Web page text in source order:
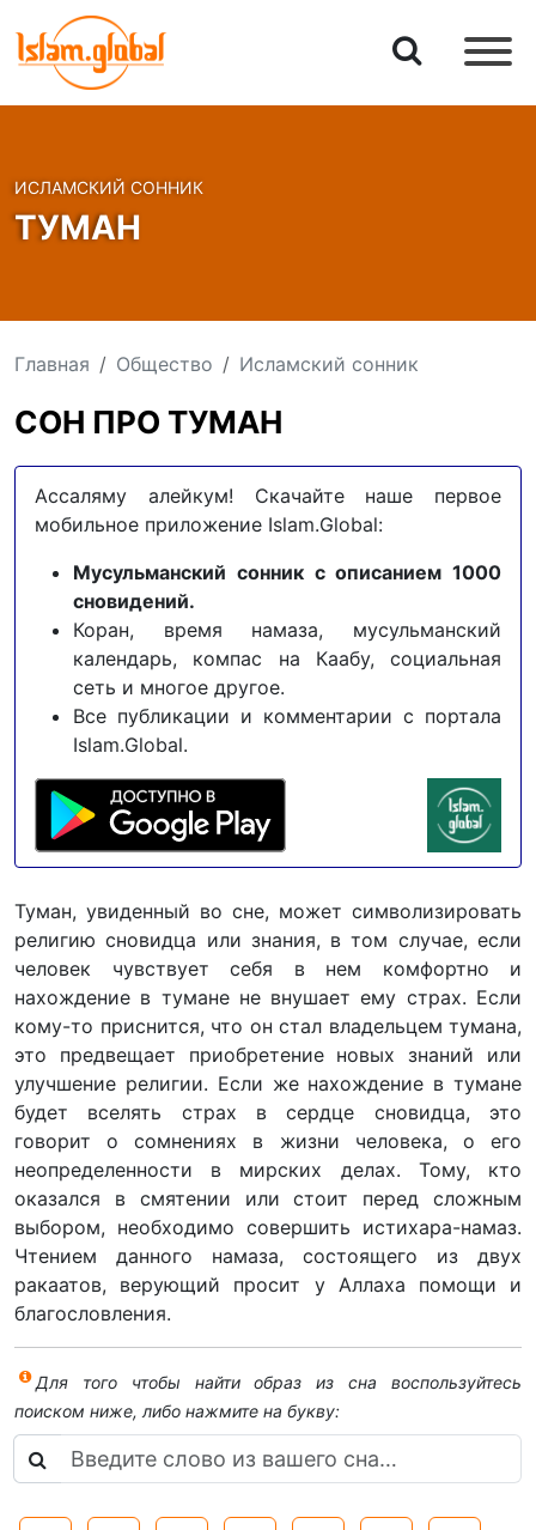
ИСЛАМСКИЙ СОННИК
ТУМАН
Главная Общество Исламский сонник
СОН ПРО ТУМАН
Ассаляму алейкум! Скачайте наше первое
мобильное приложение Islam.Global:
Мусульманский сонник с описанием 1000
сновидений.
Коран, время намаза, мусульманский
календарь, компас на Каабу, социальная
сеть и многое другое.
Все публикации и комментарии с портала
Islam.Global.
Туман, увиденный во сне, может символизировать
религию сновидца или знания, в том случае, если
человек чувствует себя в нем комфортно и
нахождение в тумане не внушает ему страх. Если
кому-то приснится, что он стал владельцем тумана,
это предвещает приобретение новых знаний или
улучшение религии. Если же нахождение в тумане
будет вселять страх в сердце сновидца, это
говорит о сомнениях в жизни человека, о его
неопределенности в мирских делах. Тому, кто
оказался в смятении или стоит перед сложным
выбором, необходимо совершить истихара-намаз.
Чтением данного намаза, состоящего из двух
ракаатов, верующий просит у Аллаха помощи и
благословления.
Для того чтобы найти образ из сна воспользуйтесь
поиском ниже, либо нажмите на букву: